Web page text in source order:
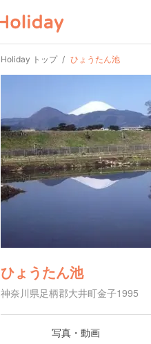
Holiday トップ ひょうたん池
ひょうたん池
神奈川県足柄郡大井町金子1995
写真・動画